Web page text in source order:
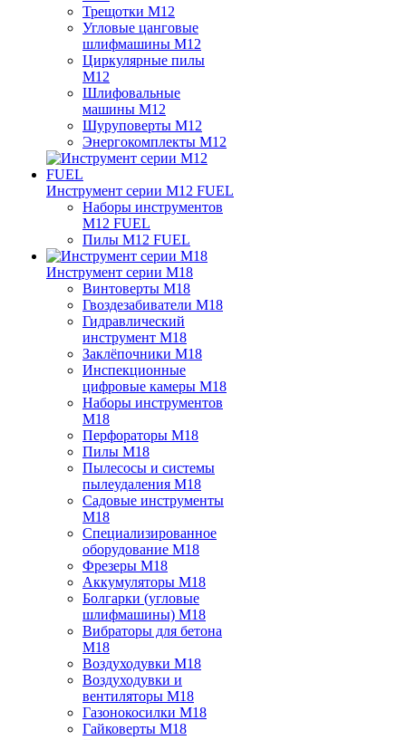
Трещотки M12
Угловые цанговые
шлифмашины M12
Циркулярные пилы
M12
Шлифовальные
машины M12
Шуруповерты M12
Энергокомплекты M12
Инструмент серии M12 FUEL
Наборы инструментов
M12 FUEL
Пилы M12 FUEL
Инструмент серии M18
Винтоверты M18
Гвоздезабиватели M18
Гидравлический
инструмент M18
Заклёпочники M18
Инспекционные
цифровые камеры M18
Наборы инструментов
M18
Перфораторы M18
Пилы M18
Пылесосы и системы
пылеудаления M18
Садовые инструменты
M18
Специализированное
оборудование M18
Фрезеры M18
Аккумуляторы M18
Болгарки (угловые
шлифмашины) M18
Вибраторы для бетона
M18
Воздуходувки M18
Воздуходувки и
вентиляторы M18
Газонокосилки M18
Гайковерты M18